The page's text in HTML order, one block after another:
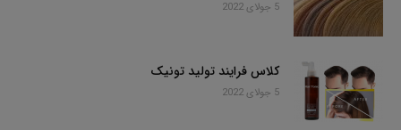
5 جولای 2022
کلاس فرایند تولید تونیک
5 جولای 2022